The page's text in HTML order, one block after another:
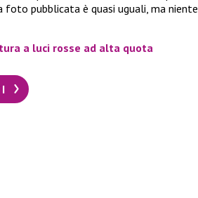
pubblicata è quasi uguali, ma niente
a luci rosse ad alta quota